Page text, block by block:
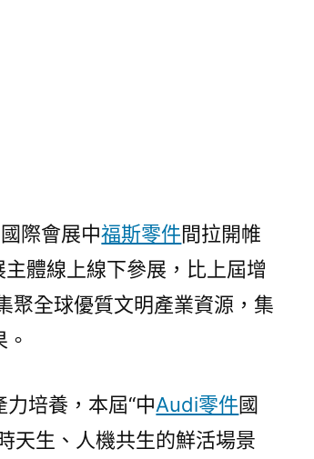
際會展中福斯零件間拉開帷
體線上線下參展，比上屆增
聚全球優質文明產業資源，集
培養，本屆“中Audi零件國
天生、人機共生的鮮活場景